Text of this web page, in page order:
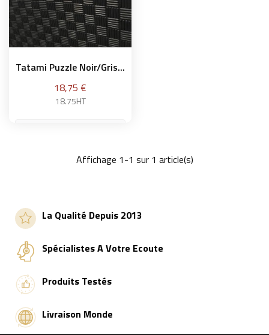
Tatami Puzzle Noir/gris...
Prix
18,75 €
18.75HT
Ajouter au panierAffichage 1-1 sur 1 article(s)
La Qualité Depuis 2013
Spécialistes A Votre Ecoute
Produits Testés
Livraison Monde